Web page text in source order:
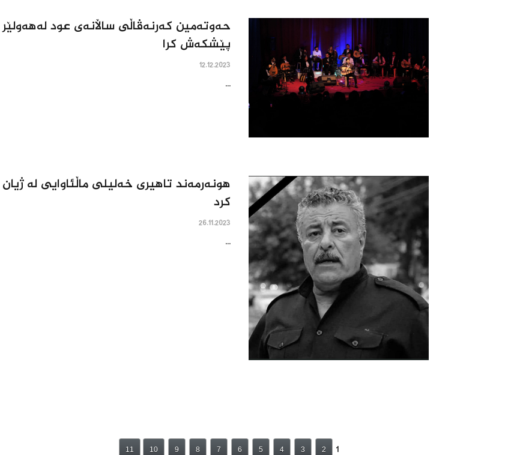
حه‌وته‌مین که‌رنه‌ڤاڵى ساڵانه‌ى عود له‌هه‌ولێر
پێشکه‌ش کرا
12.12.2023
...
هونه‌رمه‌ند تاهیری خه‌لیلی ماڵئاوایی له‌ ژیان
كرد
26.11.2023
...
1
2
3
4
5
6
7
8
9
10
11